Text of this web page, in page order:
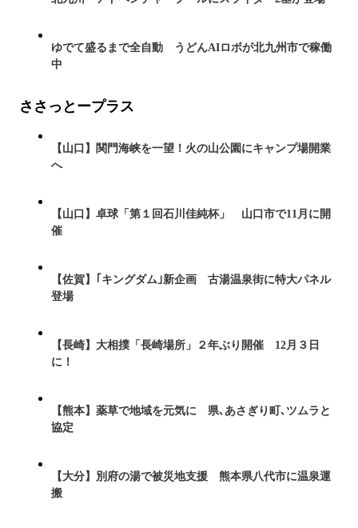
ゆでて盛るまで全自動 うどんAIロボが北九州市で稼働
中
ささっとープラス
【山口】関門海峡を一望！火の山公園にキャンプ場開業
へ
【山口】卓球「第１回石川佳純杯」 山口市で11月に開
催
【佐賀】｢キングダム｣新企画 古湯温泉街に特大パネル
登場
【長崎】大相撲「長崎場所」２年ぶり開催 12月３日
に！
【熊本】薬草で地域を元気に 県､あさぎり町､ツムラと
協定
【大分】別府の湯で被災地支援 熊本県八代市に温泉運
搬